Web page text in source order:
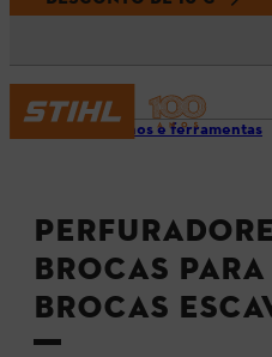
Aparelhos e ferramentas
BROCAS
BROCAS